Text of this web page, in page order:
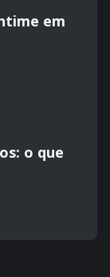
em
o que